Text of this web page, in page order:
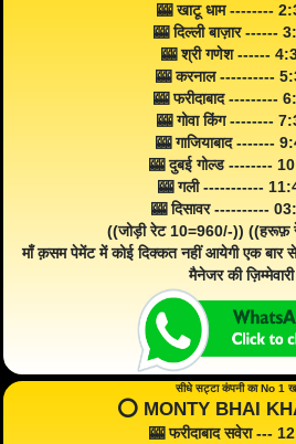
🎰 खाटू धाम --------
🎰 दिल्ली बाज़ार ------
🎰 श्री गणेश ------
🎰 करनाल ----------
🎰 फरीदाबाद ---------
🎰 गोवा किंग --------
🎰 गाजियाबाद -------
🎰 दुबई गोल्ड --------
🎰 गली -----------
🎰 दिसावर ----------
((जोड़ी रेट 10=960/-)) ((हरूफ़
माँ क़सम पेमेंट में कोई दिक्कत नहीं आयेगी एक बार
मैनेजर की
सीधे सट्टा कंपनी का No 1
⭕️ MONTY BHAI
🎰 फरीदाबाद सवेरा ---